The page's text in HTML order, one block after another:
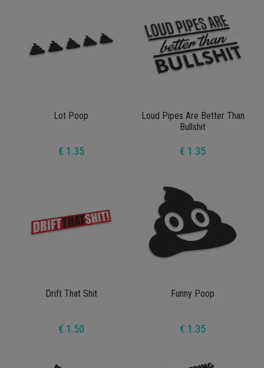
Lot Poop
€ 1.35
Loud Pipes Are Better Than
Bullshit
€ 1.35
Drift That Shit
€ 1.50
Funny Poop
€ 1.35